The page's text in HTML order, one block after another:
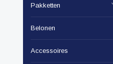
Pakketten
Belonen
Accessoires